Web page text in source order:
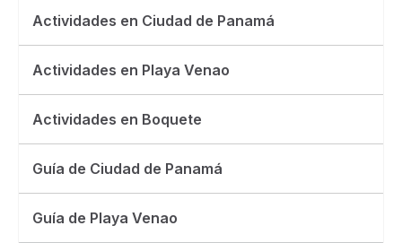
Actividades en Ciudad de Panamá
Actividades en Playa Venao
Actividades en Boquete
Guía de Ciudad de Panamá
Guía de Playa Venao